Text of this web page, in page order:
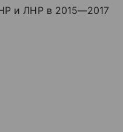
и ЛНР в 2015—2017